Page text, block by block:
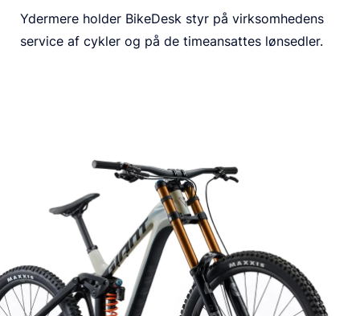
Ydermere holder BikeDesk styr på virksomhedens
service af cykler og på de timeansattes lønsedler.